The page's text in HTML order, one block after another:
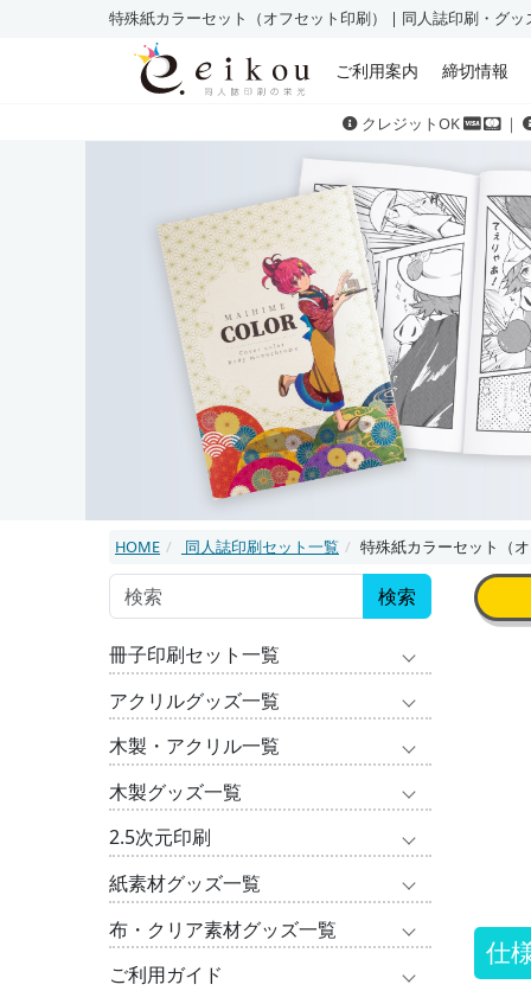
特殊紙カラーセット（オフセット印刷） | 同人誌印刷・グ
ご利用案内 締切情報
クレジットOK ｜
HOME 同人誌印刷セット一覧 特殊紙カラーセット（
仕
検索
冊子印刷セット一覧
アクリルグッズ一覧
木製・アクリル一覧
木製グッズ一覧
2.5次元印刷
紙素材グッズ一覧
布・クリア素材グッズ一覧
ご利用ガイド